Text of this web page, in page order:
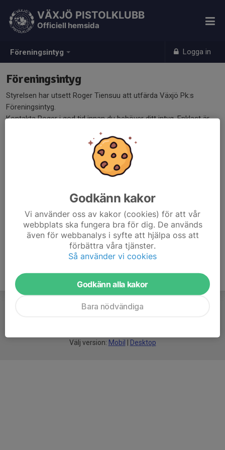
Föreningsintyg Logga in
VÄXJÖ PISTOLKLUBB
Officiell hemsida
Föreningsintyg
Styrelsen har utsett Roger Tiensuu att utfärda Växjö Pk:s
Föreningsintyg.
Kontakta Roger i god tid innan du behöver ditt intyg. Enklast är
roger@tiensuu.net
HÄR
Välj version: Mobil Desktop
Godkänn kakor
Vi använder oss av kakor (cookies) för att vår
webbplats ska fungera bra för dig. De används
även för webbanalys i syfte att hjälpa oss att
förbättra våra tjänster.
Så använder vi cookies
Godkänn alla kakor
Bara nödvändiga